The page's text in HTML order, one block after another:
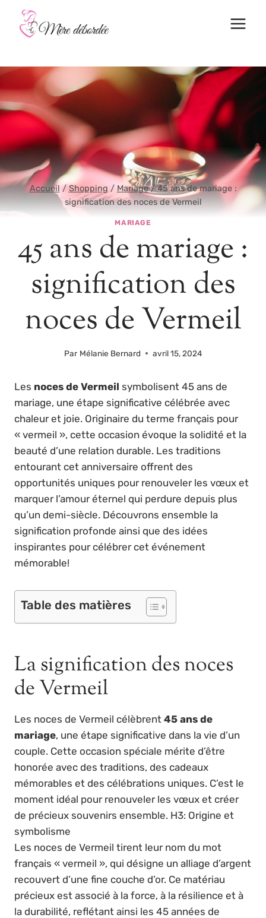
contenu
Accueil / Shopping / Mariage / 45 ans de mariage :
signification des noces de Vermeil
MARIAGE
45 ans de mariage :
signification des
noces de Vermeil
Par Mélanie Bernard avril 15, 2024
Les noces de Vermeil symbolisent 45 ans de
mariage, une étape significative célébrée avec
chaleur et joie. Originaire du terme français pour
« vermeil », cette occasion évoque la solidité et la
beauté d’une relation durable. Les traditions
entourant cet anniversaire offrent des
opportunités uniques pour renouveler les vœux et
marquer l’amour éternel qui perdure depuis plus
qu’un demi-siècle. Découvrons ensemble la
signification profonde ainsi que des idées
inspirantes pour célébrer cet événement
mémorable!
Table des matières
La signification des noces
de Vermeil
Les noces de Vermeil célèbrent 45 ans de
mariage, une étape significative dans la vie d’un
couple. Cette occasion spéciale mérite d’être
honorée avec des traditions, des cadeaux
mémorables et des célébrations uniques. C’est le
moment idéal pour renouveler les vœux et créer
de précieux souvenirs ensemble. H3: Origine et
symbolisme
Les noces de Vermeil tirent leur nom du mot
français « vermeil », qui désigne un alliage d’argent
recouvert d’une fine couche d’or. Ce matériau
précieux est associé à la force, à la résilience et à
la durabilité, reflétant ainsi les 45 années de